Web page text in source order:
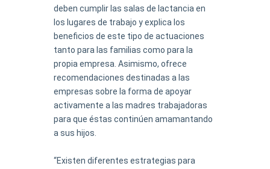
deben cumplir las salas de lactancia en
los lugares de trabajo y explica los
beneficios de este tipo de actuaciones
tanto para las familias como para la
propia empresa. Asimismo, ofrece
recomendaciones destinadas a las
empresas sobre la forma de apoyar
activamente a las madres trabajadoras
para que éstas continúen amamantando
a sus hijos.
“Existen diferentes estrategias para